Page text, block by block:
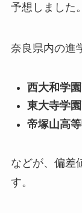
予想しました。
奈良県内の進
西大和学
東大寺学
帝塚山高
などが、偏差
す。